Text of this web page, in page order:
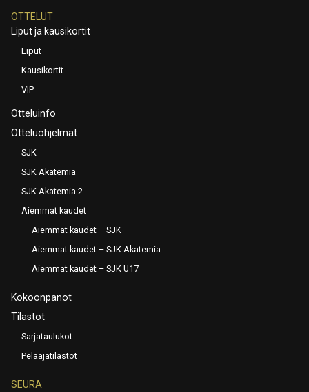
OTTELUT
Liput ja kausikortit
Liput
Kausikortit
VIP
Otteluinfo
Otteluohjelmat
SJK
SJK Akatemia
SJK Akatemia 2
Aiemmat kaudet
Aiemmat kaudet – SJK
Aiemmat kaudet – SJK Akatemia
Aiemmat kaudet – SJK U17
Kokoonpanot
Tilastot
Sarjataulukot
Pelaajatilastot
SEURA